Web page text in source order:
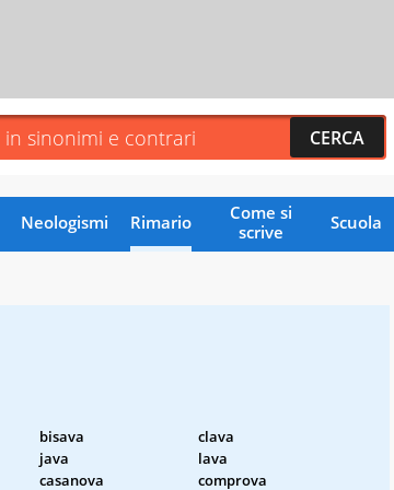
Neologismi Rimario
Come si
scrive
Scuola
bisava
clava
java
lava
casanova
comprova